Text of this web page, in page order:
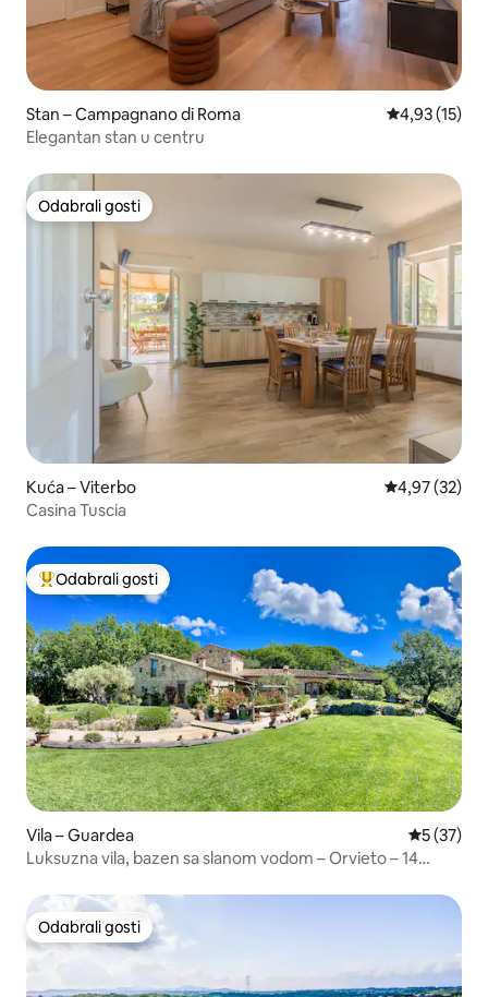
Stan – Campagnano di Roma Prosječna
4,93 (15)
Elegantan stan u centru
Odabrali gosti
Odabrali gosti
Kuća – Viterbo Prosječna
4,97 (32)
Casina Tuscia
Među najviše rangiranima s oznakom „Odabrali gosti”
Odabrali gosti
Vila – Guardea Prosječna
5 (37)
Luksuzna vila, bazen sa slanom vodom – Orvieto – 14
Odabrali gosti
Odabrali gosti